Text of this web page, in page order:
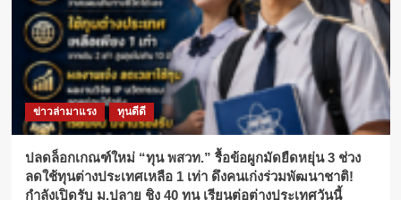
ข่าวล่ามาแรง ทุนดีดี
ปลดล็อกเกณฑ์ใหม่ “ทุน พสวท.” รื้อข้อผูกมัดยืดหยุ่น 3 ช่วง
ลดใช้ทุนต่างประเทศเหลือ 1 เท่า ดึงคนเก่งร่วมพัฒนาชาติ!
กำลังเปิดรับ ม.ปลาย ชิง 40 ทุน เรียนต่อต่างประเทศวันนี้